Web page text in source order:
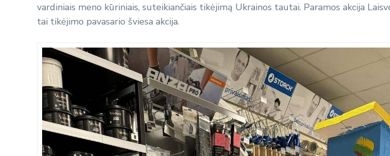
vardiniais meno kūriniais, suteikiančiais tikėjimą Ukrainos tautai. Paramos akcija
tai tikėjimo pavasario šviesa akcija.